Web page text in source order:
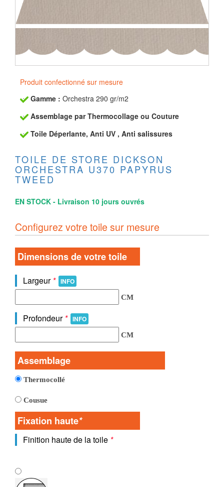
Produit confectionné sur mesure
Gamme : Orchestra 290 gr/m2
Assemblage par Thermocollage ou Couture
Toile Déperlante, Anti UV , Anti salissures
TOILE DE STORE DICKSON
ORCHESTRA U370 PAPYRUS
TWEED
EN STOCK - Livraison 10 jours ouvrés
Configurez votre toile sur mesure
Dimensions de votre toile
Largeur * INFO
CM
Profondeur * INFO
CM
Assemblage
Thermocollé
Cousue
Fixation haute*
Finition haute de la toile *